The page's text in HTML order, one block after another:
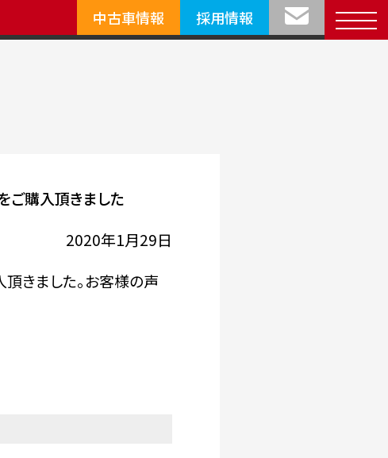
中古車情報 採用情報
ご購入頂きました
2020年1月29日
頂きました。お客様の声